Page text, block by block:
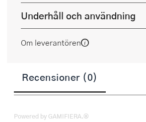
Underhåll och användning
Om leverantören
Recensioner (0)
Powered by GAMIFIERA.®